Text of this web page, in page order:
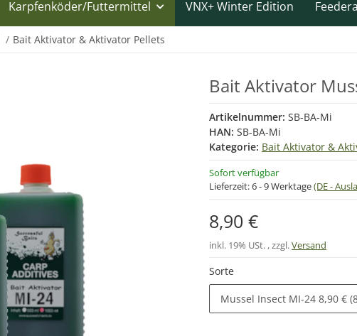
Karpfenköder/Futtermittel VNX+ Winter Edition
Bait Aktivator & Aktivator Pellets
Bait Aktivator
Artikelnummer: SB-BA-Mi
HAN: SB-BA-Mi
Kategorie: Bait Aktivator &
Sofort verfügbar
Lieferzeit:6 - 9 Werktage(DE -
8,90 €
inkl. 19% USt. , zzgl.Versand
Sorte
Mussel Insect MI-24 8,90 €